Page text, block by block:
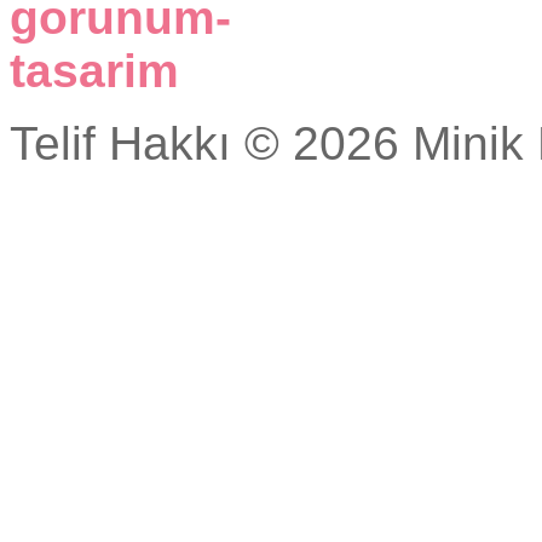
Telif Hakkı © 2026 Minik